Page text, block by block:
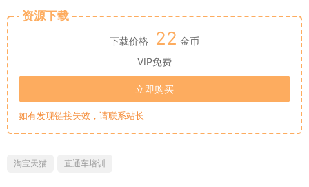
资源下载
下载价格 22 金币
VIP免费
立即购买
如有发现链接失效，请联系站长
淘宝天猫 直通车培训